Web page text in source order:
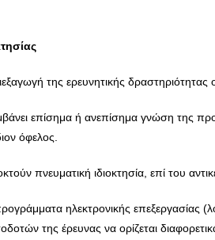
της ερευνητικής
επίσημα ή ανεπίσημα γνώση της
όφελος.
πνευματική ιδιοκτησία, επί του
ηλεκτρονικής
της έρευνας να ορίζεται